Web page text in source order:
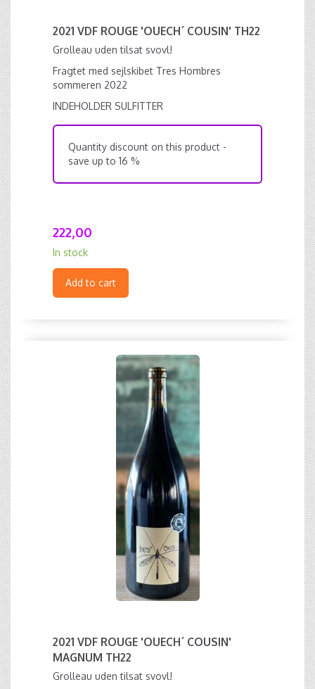
2021 VDF ROUGE 'OUECH´ COUSIN' TH22
Grolleau uden tilsat svovl!
Fragtet med sejlskibet Tres Hombres
sommeren 2022
INDEHOLDER SULFITTER
Quantity discount on this product -
save up to 16 %
222,00
In stock
Add to cart
2021 VDF ROUGE 'OUECH´ COUSIN'
MAGNUM TH22
Grolleau uden tilsat svovl!